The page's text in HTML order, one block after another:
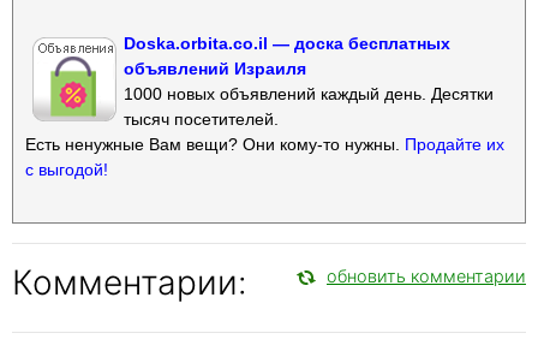
Doska.orbita.co.il — доска бесплатных
объявлений Израиля
1000 новых объявлений каждый день. Десятки
тысяч посетителей.
Есть ненужные Вам вещи? Они кому-то нужны. Продайте их
с выгодой!
Комментарии: обновить комментарии